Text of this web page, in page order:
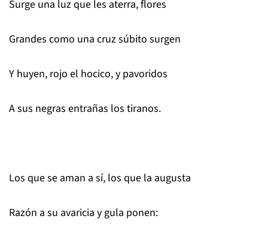
Surge una luz que les aterra, flores
Grandes como una cruz súbito surgen
Y huyen, rojo el hocico, y pavoridos
A sus negras entrañas los tiranos.
Los que se aman a sí, los que la augusta
Razón a su avaricia y gula ponen: